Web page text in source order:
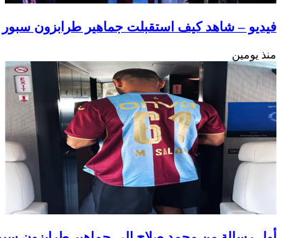
فيديو – شاهد كيف استقبلت جماهير طرابزون
منذ يومين